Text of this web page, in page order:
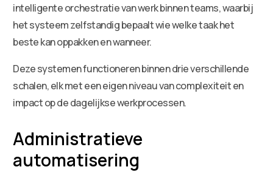
intelligente orchestratie van werk binnen teams, waarbij
het systeem zelfstandig bepaalt wie welke taak het
beste kan oppakken en wanneer.
Deze systemen functioneren binnen drie verschillende
schalen, elk met een eigen niveau van complexiteit en
impact op de dagelijkse werkprocessen.
Administratieve
automatisering